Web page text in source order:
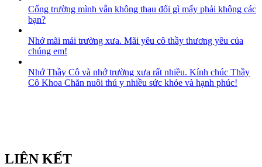
Cổng trường mình vẫn không thau đổi gì mấy phải không các
bạn?
Nhớ mãi mái trường xưa. Mãi yêu cô thầy thương yêu của
chúng em!
Nhớ Thầy Cô và nhớ trường xưa rất nhiều. Kính chúc Thầy
Cô Khoa Chăn nuôi thú y nhiều sức khỏe và hạnh phúc!
LIÊN KẾT